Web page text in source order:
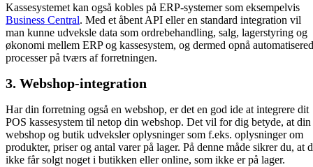
Kassesystemet kan også kobles på ERP-systemer som eksempelvis
Business Central. Med et åbent API eller en standard integration vil
man kunne udveksle data som ordrebehandling, salg, lagerstyring og
økonomi mellem ERP og kassesystem, og dermed opnå
processer på tværs af forretningen.
3. Webshop-integration
Har din forretning også en webshop, er det en god ide at integrere dit
POS kassesystem til netop din webshop. Det vil for dig betyde, at din
webshop og butik udveksler oplysninger som f.eks. oplysninger om
produkter, priser og antal varer på lager. På denne måde sikrer du, at
ikke får solgt noget i butikken eller online, som ikke er på lager.